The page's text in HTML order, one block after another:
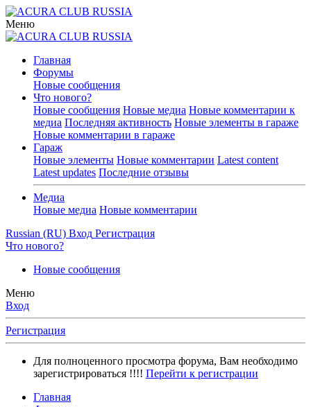
Меню
Главная
Форумы
Новые сообщения
Что нового?
Новые сообщения Новые медиа Новые комментарии к
медиа Последняя активность Новые элементы в гараже
Новые комментарии в гараже
Гараж
Новые элементы Новые комментарии Latest content
Latest updates Последние отзывы
Медиа
Новые медиа Новые комментарии
Russian (RU) Вход Регистрация
Что нового?
Новые сообщения
Меню
Вход
Регистрация
Для полноценного просмотра форума, Вам необходимо
зарегистрироваться !!!! Перейти к регистрации
Главная